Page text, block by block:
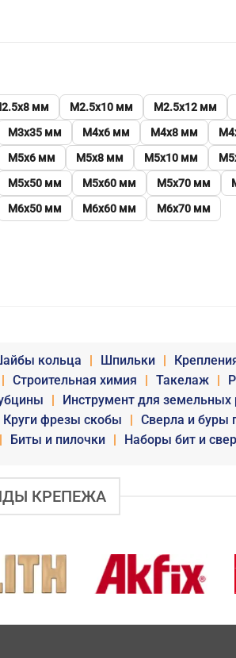
мм М2.5х10 мм М2.5х12 мм
М3х35 мм М4х6 мм М4х8 мм
М5х6 мм М5х8 мм М5х10 мм
М5х50 мм М5х60 мм М5х70 мм
М6х50 мм М6х60 мм М6х70 мм
кольца Шпильки
Строительная химия Такелаж
Инструмент для земельных
Круги фрезы скобы Сверла и буры
Биты и пилочки Наборы бит и
КРЕПЕЖА